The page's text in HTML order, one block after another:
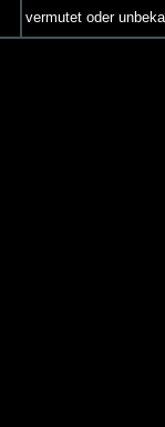
vermutet oder